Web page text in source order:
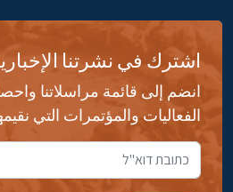
اشترك في نشرتنا
انضم إلى قائمة مراسلاتنا
الفعاليات والمؤتمرات التي